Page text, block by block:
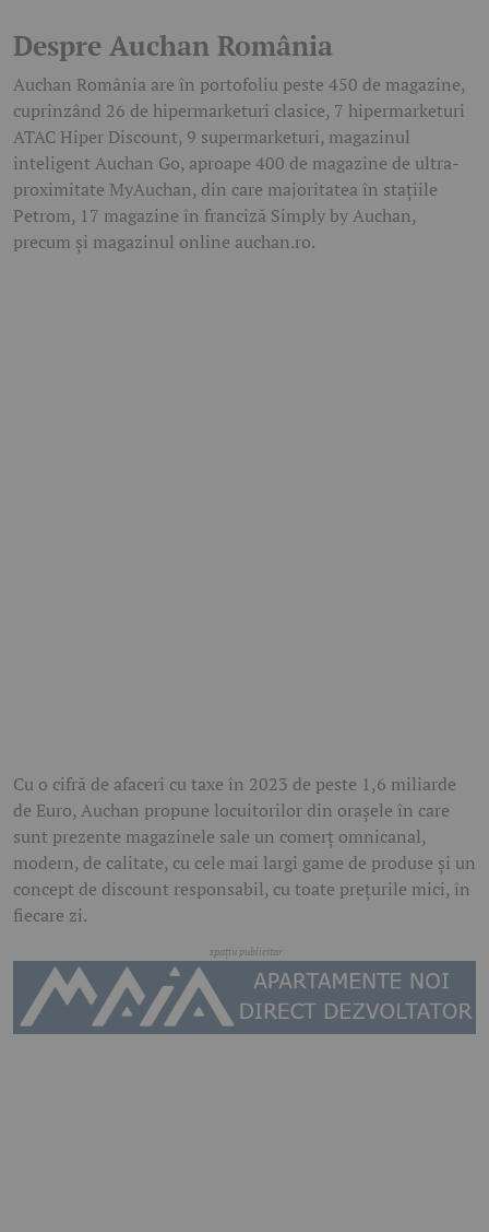
Despre Auchan România
Auchan România are în portofoliu peste 450 de magazine,
cuprinzând 26 de hipermarketuri clasice, 7 hipermarketuri
ATAC Hiper Discount, 9 supermarketuri, magazinul
inteligent Auchan Go, aproape 400 de magazine de ultra-
proximitate MyAuchan, din care majoritatea în stațiile
Petrom, 17 magazine în franciză Simply by Auchan,
precum și magazinul online auchan.ro.
Cu o cifră de afaceri cu taxe în 2023 de peste 1,6 miliarde
de Euro, Auchan propune locuitorilor din orașele în care
sunt prezente magazinele sale un comerţ omnicanal,
modern, de calitate, cu cele mai largi game de produse şi un
concept de discount responsabil, cu toate preţurile mici, în
fiecare zi.